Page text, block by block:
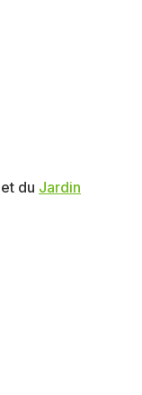
et du Jardin